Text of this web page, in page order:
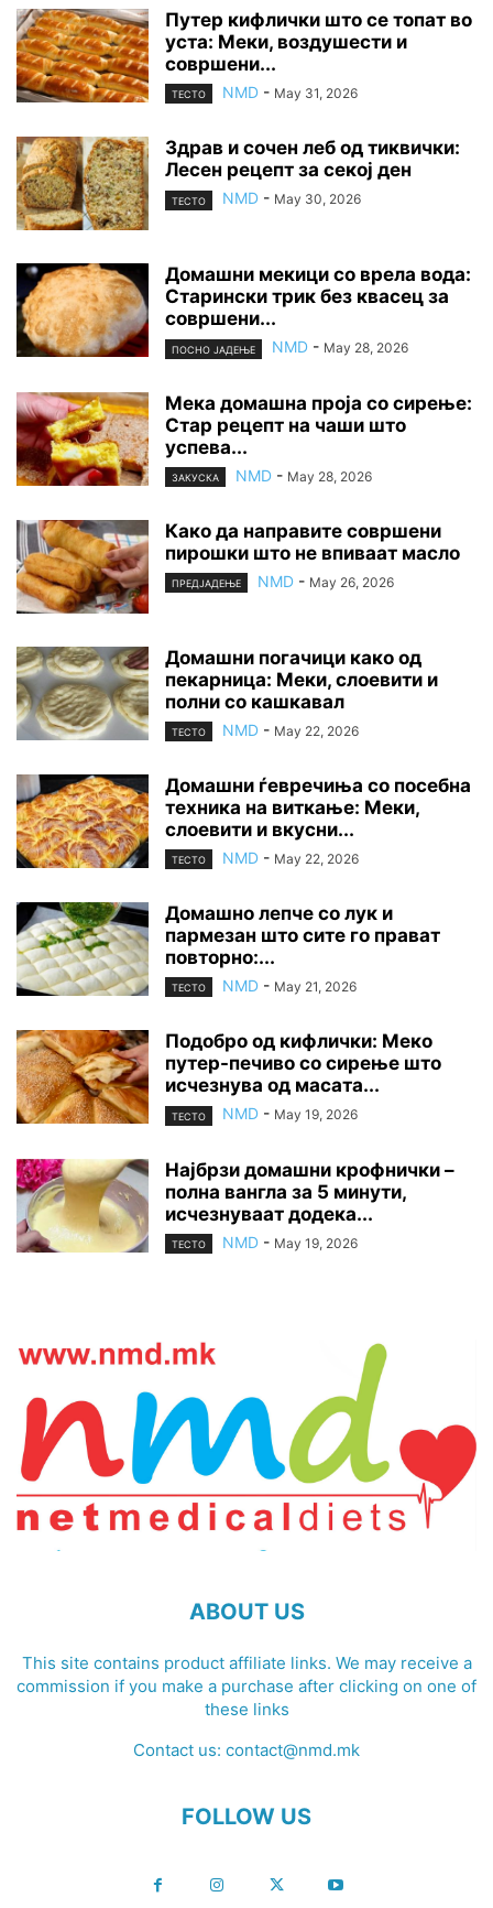
Путер кифлички што се топат во
уста: Меки, воздушести и
совршени...
ТЕСТО NMD - May 31, 2026
Здрав и сочен леб од тиквички:
Лесен рецепт за секој ден
ТЕСТО NMD - May 30, 2026
Домашни мекици со врела вода:
Старински трик без квасец за
совршени...
ПОСНО ЈАДЕЊЕ NMD - May 28, 2026
Мека домашна проја со сирење:
Стар рецепт на чаши што
успева...
ЗАКУСКА NMD - May 28, 2026
Како да направите совршени
пирошки што не впиваат масло
ПРЕДЈАДЕЊЕ NMD - May 26, 2026
Домашни погачици како од
пекарница: Меки, слоевити и
полни со кашкавал
ТЕСТО NMD - May 22, 2026
Домашни ѓевречиња со посебна
техника на виткање: Меки,
слоевити и вкусни...
ТЕСТО NMD - May 22, 2026
Домашно лепче со лук и
пармезан што сите го прават
повторно:...
ТЕСТО NMD - May 21, 2026
Подобро од кифлички: Меко
путер-печиво со сирење што
исчезнува од масата...
ТЕСТО NMD - May 19, 2026
Најбрзи домашни крофнички –
полна вангла за 5 минути,
исчезнуваат додека...
ТЕСТО NMD - May 19, 2026
ABOUT US
This site contains product affiliate links. We may receive a
commission if you make a purchase after clicking on one of
these links
Contact us: contact@nmd.mk
FOLLOW US